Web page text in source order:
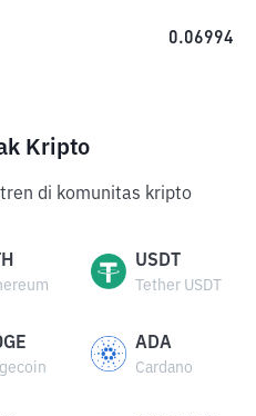
0.06994
Kripto
di komunitas kripto
USDT
Tether USDT
ADA
Cardano